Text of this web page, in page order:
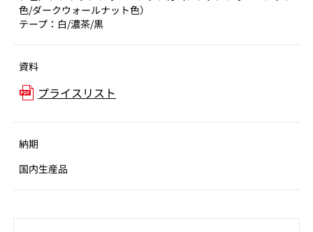
色/ダークウォールナット色）
テープ：白/濃茶/黒
資料
プライスリスト
納期
国内生産品